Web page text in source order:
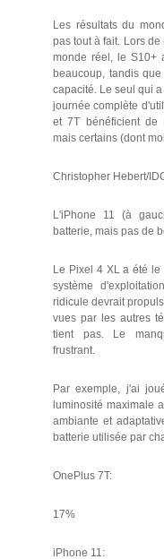
Les résultats du
pas tout à fait. Lors
monde réel, le S10+
beaucoup, tandis
capacité. Le seul qui
journée complète
et 7T bénéficient de
mais certains (dont
Christopher Hebert/
L'iPhone 11 (à
batterie, mais pas de
Le Pixel 4 XL a été le
système
ridicule devrait
vues par les autres
tient pas. Le
frustrant.
Par exemple, j'ai
luminosité maximale
ambiante et
batterie utilisée par
OnePlus 7T:
17%
iPhone 11: